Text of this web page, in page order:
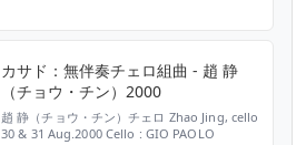
カサド：無伴奏チェロ組曲 - 趙 静
（チョウ・チン）2000
趙 静（チョウ・チン）チェロ Zhao Jing, cello
30 & 31 Aug.2000 Cello : GIO PAOLO